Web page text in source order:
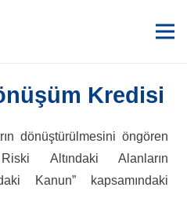
Kredisi
dönüştürülmesini öngören
Altındaki Alanların
Kanun” kapsamındaki